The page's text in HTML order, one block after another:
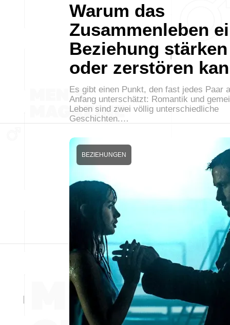
Warum das
Zusammenleben
Beziehung stärken
oder zerstören
Es gibt einen Punkt, den fast jedes Paar
Anfang unterschätzt: Romantik und
Leben sind zwei völlig unterschiedliche
Geschichten.…
BEZIEHUNGEN